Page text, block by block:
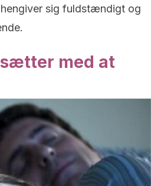
sig fuldstændigt og
med at